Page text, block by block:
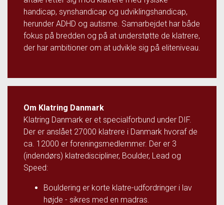
handicap, synshandicap og udviklingshandicap,
herunder ADHD og autisme. Samarbejdet har både
fokus på bredden og på at understøtte de klatrere,
der har ambitioner om at udvikle sig på eliteniveau.
Om Klatring Danmark
Klatring Danmark er et specialforbund under DIF.
Der er anslået 27000 klatrere i Danmark hvoraf de
ca. 12000 er foreningsmedlemmer. Der er 3
(indendørs) klatrediscipliner, Boulder, Lead og
Speed:
Bouldering er korte klatre-udfordringer i lav
højde - sikres med en madras.